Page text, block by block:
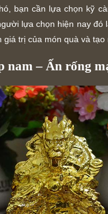
bạn cần lựa chọn kỹ
lựa chọn hiện nay đó
trị của món quà và
nam – Ấn rống